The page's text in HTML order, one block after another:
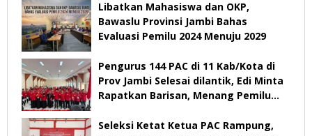
Libatkan Mahasiswa dan OKP,
Bawaslu Provinsi Jambi Bahas
Evaluasi Pemilu 2024 Menuju 2029
Pengurus 144 PAC di 11 Kab/Kota di
Prov Jambi Selesai dilantik, Edi Minta
Rapatkan Barisan, Menang Pemilu
Seleksi Ketat Ketua PAC Rampung,